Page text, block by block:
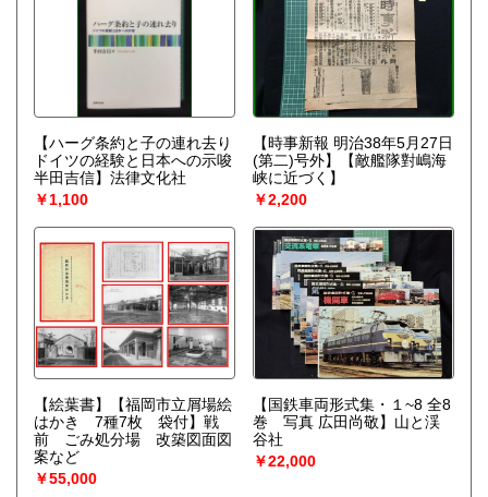
【ハーグ条約と子の連れ去り
ドイツの経験と日本への示唆
半田吉信】法律文化社
￥1,100
【時事新報 明治38年5月27日
(第二)号外】【敵艦隊對嶋海
峡に近づく】
￥2,200
【絵葉書】【福岡市立屑場絵
はかき 7種7枚 袋付】戦
前 ごみ処分場 改築図面図
案など
￥55,000
【国鉄車両形式集・１~8 全8
巻 写真 広田尚敬】山と渓
谷社
￥22,000